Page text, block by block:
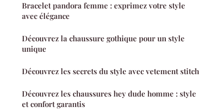
Bracelet pandora femme : exprimez votre style
avec élégance
Découvrez la chaussure gothique pour un style
unique
Découvrez les secrets du style avec vetement stitch
Découvrez les chaussures hey dude homme : style
et confort garantis